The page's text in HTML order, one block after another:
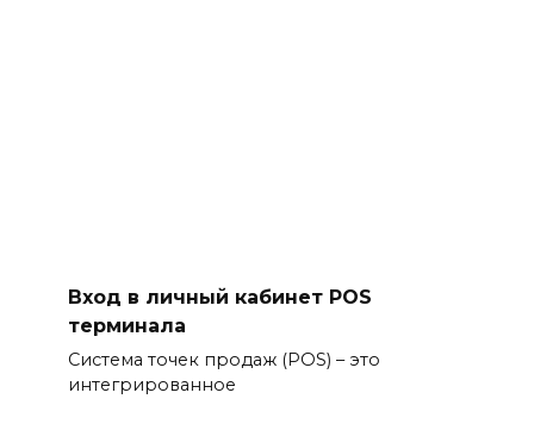
Вход в личный кабинет POS
терминала
Система точек продаж (POS) – это
интегрированное